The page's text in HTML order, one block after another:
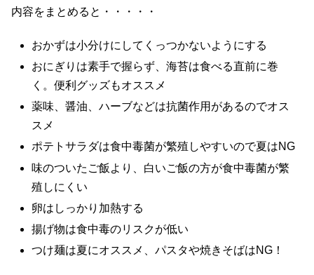
内容をまとめると・・・・・
おかずは小分けにしてくっつかないようにする
おにぎりは素手で握らず、海苔は食べる直前に巻
く。便利グッズもオススメ
薬味、醤油、ハーブなどは抗菌作用があるのでオス
スメ
ポテトサラダは食中毒菌が繁殖しやすいので夏はNG
味のついたご飯より、白いご飯の方が食中毒菌が繁
殖しにくい
卵はしっかり加熱する
揚げ物は食中毒のリスクが低い
つけ麺は夏にオススメ、パスタや焼きそばはNG！